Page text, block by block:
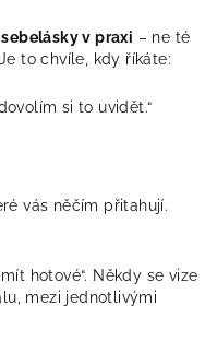
v praxi – ne té
to chvíle, kdy říkáte:
si to uvidět.“
vás něčím přitahují.
hotové“. Někdy se vize
mezi jednotlivými